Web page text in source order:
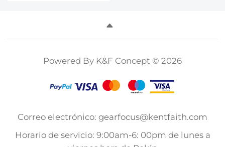
Powered By K&F Concept © 2026
Correo electrónico: gearfocus@kentfaith.com
Horario de servicio: 9:00am-6: 00pm de lunes a